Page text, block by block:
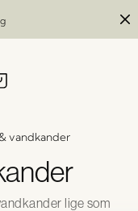
vandkander
lige som